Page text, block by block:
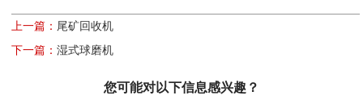
上一篇：尾矿回收机
下一篇：湿式球磨机
您可能对以下信息感兴趣？